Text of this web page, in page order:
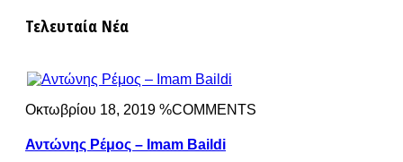
Τελευταία Νέα
Οκτωβρίου 18, 2019 %COMMENTS
Αντώνης Ρέμος – Imam Baildi